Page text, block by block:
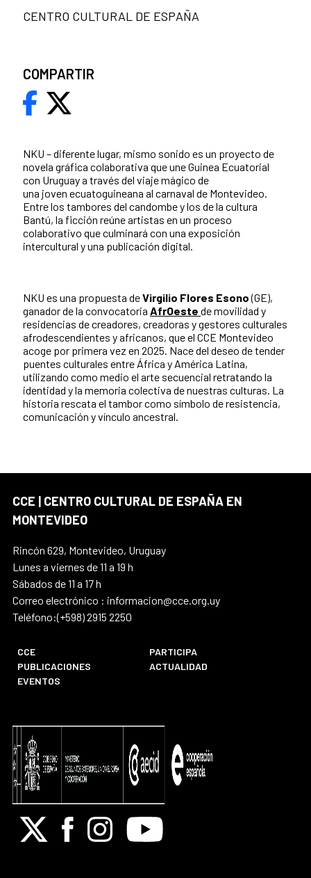
NKU – diferente lugar, mismo sonido es un proyecto de
novela gráfica colaborativa que une Guinea Ecuatorial
con Uruguay a través del viaje mágico de
una joven ecuatoguineana al carnaval de Montevideo.
Entre los tambores del candombe y los de la cultura
Bantú, la ficción reúne artistas en un proceso
colaborativo que culminará con una exposición
intercultural y una publicación digital.
NKU es una propuesta deVirgilio Flores Esono(GE),
ganador de la convocatoria AfrOeste de movilidad y
residencias de creadores, creadoras y gestores culturales
afrodescendientes y africanos, que el CCE Montevideo
acoge por primera vez en 2025. Nace del deseo de tender
puentes culturales entre África y América Latina,
utilizando como medio el arte secuencial retratando la
identidad y la memoria colectiva de nuestras culturas. La
historia rescata el tambor como símbolo de resistencia,
comunicación y vínculo ancestral.
CENTRO CULTURAL DE ESPAÑA
COMPARTIR
CCE | CENTRO CULTURAL DE ESPAÑA EN
MONTEVIDEO
Rincón 629, Montevideo, Uruguay
Lunes a viernes de 11 a 19 h
Sábados de 11 a 17 h
Correo electrónico : informacion@cce.org.uy
Teléfono:(+598) 2915 2250
CCE
PARTICIPA
PUBLICACIONES
ACTUALIDAD
EVENTOS
X FacebookInstagramYoutube